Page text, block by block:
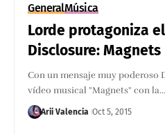
GeneralMúsica
Lorde protagoniza
Disclosure: Magnets
Con un mensaje muy poderoso
vídeo musical "Magnets" con la…
Arii Valencia Oct 5, 2015